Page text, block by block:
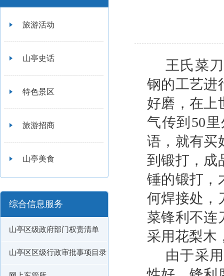
旅游活动
山亭史话
特色景区
旅游招商
山亭美食
综合信息服务
山亭区级政府部门权责清单
山亭区区级行政审批事项目录
王氏菜
钢的工艺进
好磨，在上
气传到50
语，就有买
到锻打，成
锤的锻打，
何焊接处，
菜锋利不连
采用花梨木
由于采